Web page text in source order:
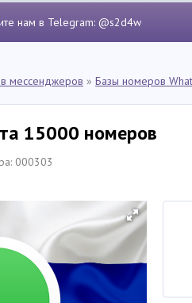
нам в Telegram: @s2d4w
мессенджеров » Базы номеров
15000 номеров
000303